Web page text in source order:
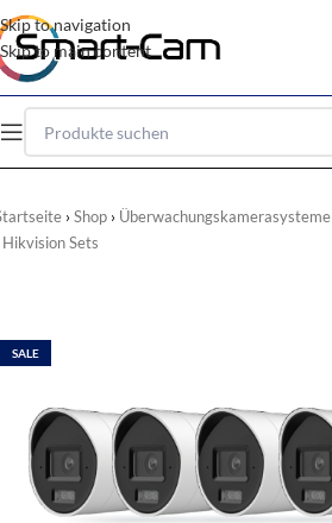
Skip to navigation
Skip to main content
Shop Überwachungskamerasysteme
Hikvision Sets
SALE